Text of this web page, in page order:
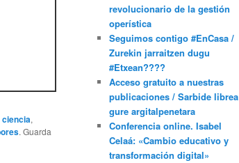
ciencia,
. Guarda
revolucionario de la gestión
operística
Seguimos contigo #EnCasa /
Zurekin jarraitzen dugu
#Etxean????
Acceso gratuito a nuestras
publicaciones / Sarbide librea
gure argitalpenetara
Conferencia online. Isabel
Celaá: «Cambio educativo y
transformación digital»